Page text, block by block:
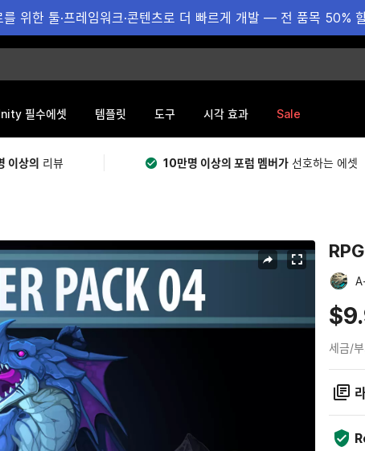
를 위한 툴·프레임워크·콘텐츠로 더 빠르게 개발 — 전 품목 50%
필수에셋 템플릿 도구 시각 효과 Sale
이상의 리뷰 10만명 이상의 포럼 멤버가 선호하는 에셋
세금/